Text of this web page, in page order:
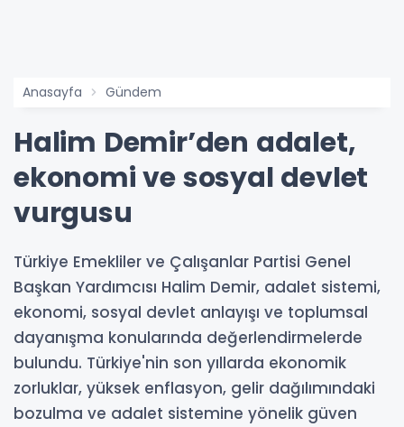
Anasayfa Gündem
Halim Demir’den adalet,
ekonomi ve sosyal devlet
vurgusu
Türkiye Emekliler ve Çalışanlar Partisi Genel
Başkan Yardımcısı Halim Demir, adalet sistemi,
ekonomi, sosyal devlet anlayışı ve toplumsal
dayanışma konularında değerlendirmelerde
bulundu. Türkiye'nin son yıllarda ekonomik
zorluklar, yüksek enflasyon, gelir dağılımındaki
bozulma ve adalet sistemine yönelik güven